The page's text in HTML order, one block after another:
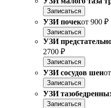
Записаться
УЗИ почекот 900 ₽
Записаться
УЗИ
2700 ₽
Записаться
УЗИ сосудов шеиот
Записаться
УЗИ
Записаться